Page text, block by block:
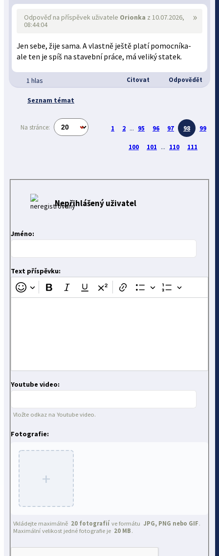
»
Odpověď na příspěvek uživatele Orionka z 10.07.2026,
08:44:04
Jen sebe, žije sama. A vlastně ještě platí pomocníka-
ale ten je spíš na stavební práce, má veliký statek.
1 hlas Citovat Odpovědět
Seznam témat
Na stránce: 1 2 ... 95 96 97 98 99
100 101 ... 110 111
Nepřihlášený uživatel
Jméno:
Text příspěvku:
Youtube video:
Vložte odkaz na Youtube video.
Fotografie:
+
Vkládejte maximálně 20 fotografií ve formátu JPG, PNG nebo GIF .
Maximální velikost jedné fotografie je 20 MB .